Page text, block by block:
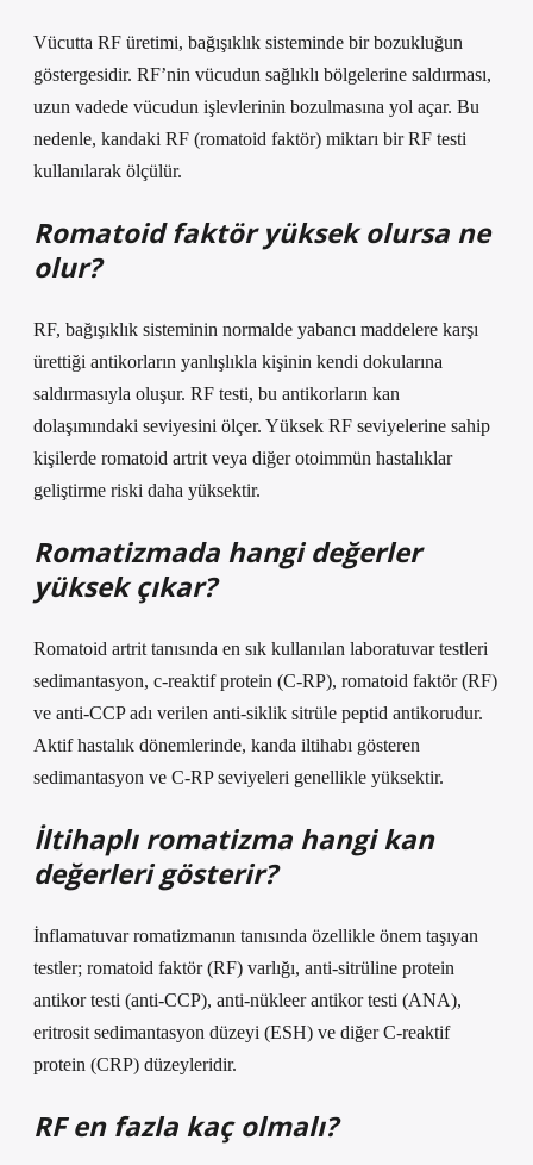
Vücutta RF üretimi, bağışıklık sisteminde bir bozukluğun
göstergesidir. RF’nin vücudun sağlıklı bölgelerine saldırması,
uzun vadede vücudun işlevlerinin bozulmasına yol açar. Bu
nedenle, kandaki RF (romatoid faktör) miktarı bir RF testi
kullanılarak ölçülür.
Romatoid faktör yüksek olursa ne
olur?
RF, bağışıklık sisteminin normalde yabancı maddelere karşı
ürettiği antikorların yanlışlıkla kişinin kendi dokularına
saldırmasıyla oluşur. RF testi, bu antikorların kan
dolaşımındaki seviyesini ölçer. Yüksek RF seviyelerine sahip
kişilerde romatoid artrit veya diğer otoimmün hastalıklar
geliştirme riski daha yüksektir.
Romatizmada hangi değerler
yüksek çıkar?
Romatoid artrit tanısında en sık kullanılan laboratuvar testleri
sedimantasyon, c-reaktif protein (C-RP), romatoid faktör (RF)
ve anti-CCP adı verilen anti-siklik sitrüle peptid antikorudur.
Aktif hastalık dönemlerinde, kanda iltihabı gösteren
sedimantasyon ve C-RP seviyeleri genellikle yüksektir.
İltihaplı romatizma hangi kan
değerleri gösterir?
İnflamatuvar romatizmanın tanısında özellikle önem taşıyan
testler; romatoid faktör (RF) varlığı, anti-sitrüline protein
antikor testi (anti-CCP), anti-nükleer antikor testi (ANA),
eritrosit sedimantasyon düzeyi (ESH) ve diğer C-reaktif
protein (CRP) düzeyleridir.
RF en fazla kaç olmalı?